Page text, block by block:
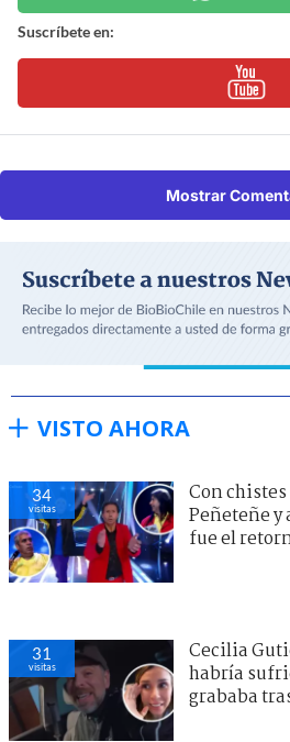
Suscríbete en:
Mostrar
VISTO AHORA
34
visitas
Con
Peñeteñe y
fue el
31
visitas
Cecilia
habría
grababa